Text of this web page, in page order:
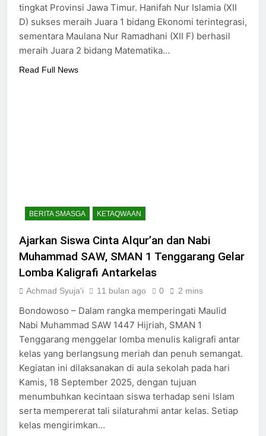
tingkat Provinsi Jawa Timur. Hanifah Nur Islamia (XII
D) sukses meraih Juara 1 bidang Ekonomi terintegrasi,
sementara Maulana Nur Ramadhani (XII F) berhasil
meraih Juara 2 bidang Matematika…
Read Full News
BERITA SMASGA KETAQWAAN
Ajarkan Siswa Cinta Alqur’an dan Nabi
Muhammad SAW, SMAN 1 Tenggarang Gelar
Lomba Kaligrafi Antarkelas
Achmad Syuja'i 11 bulan ago 0 2 mins
Bondowoso – Dalam rangka memperingati Maulid
Nabi Muhammad SAW 1447 Hijriah, SMAN 1
Tenggarang menggelar lomba menulis kaligrafi antar
kelas yang berlangsung meriah dan penuh semangat.
Kegiatan ini dilaksanakan di aula sekolah pada hari
Kamis, 18 September 2025, dengan tujuan
menumbuhkan kecintaan siswa terhadap seni Islam
serta mempererat tali silaturahmi antar kelas. Setiap
kelas mengirimkan…